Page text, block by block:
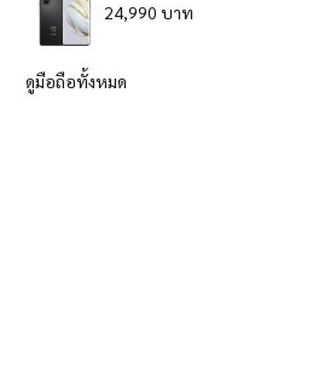
24,990 บาท
ดูมือถือทั้งหมด